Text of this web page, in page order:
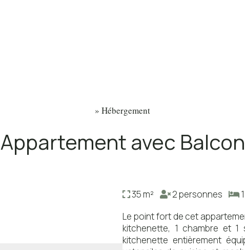
» Hébergement
Appartement avec Balcon
35 m² 2 personnes
Le point fort de cet
kitchenette, 1 chambre et 1
kitchenette entièrement